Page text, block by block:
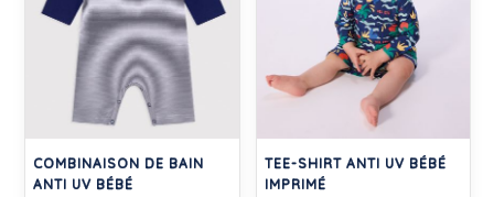
COMBINAISON DE BAIN
ANTI UV BÉBÉ
TEE-SHIRT ANTI UV BÉBÉ
IMPRIMÉ